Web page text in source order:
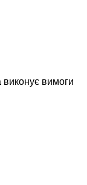
вимоги